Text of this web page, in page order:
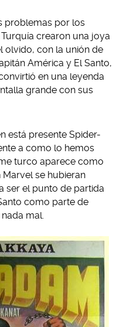
problemas por los
crearon una joya
olvido, con la unión de
América y El Santo,
en una leyenda
grande con sus
está presente Spider-
a como lo hemos
turco aparece como
se hubieran
ser el punto de partida
como parte de
mal.